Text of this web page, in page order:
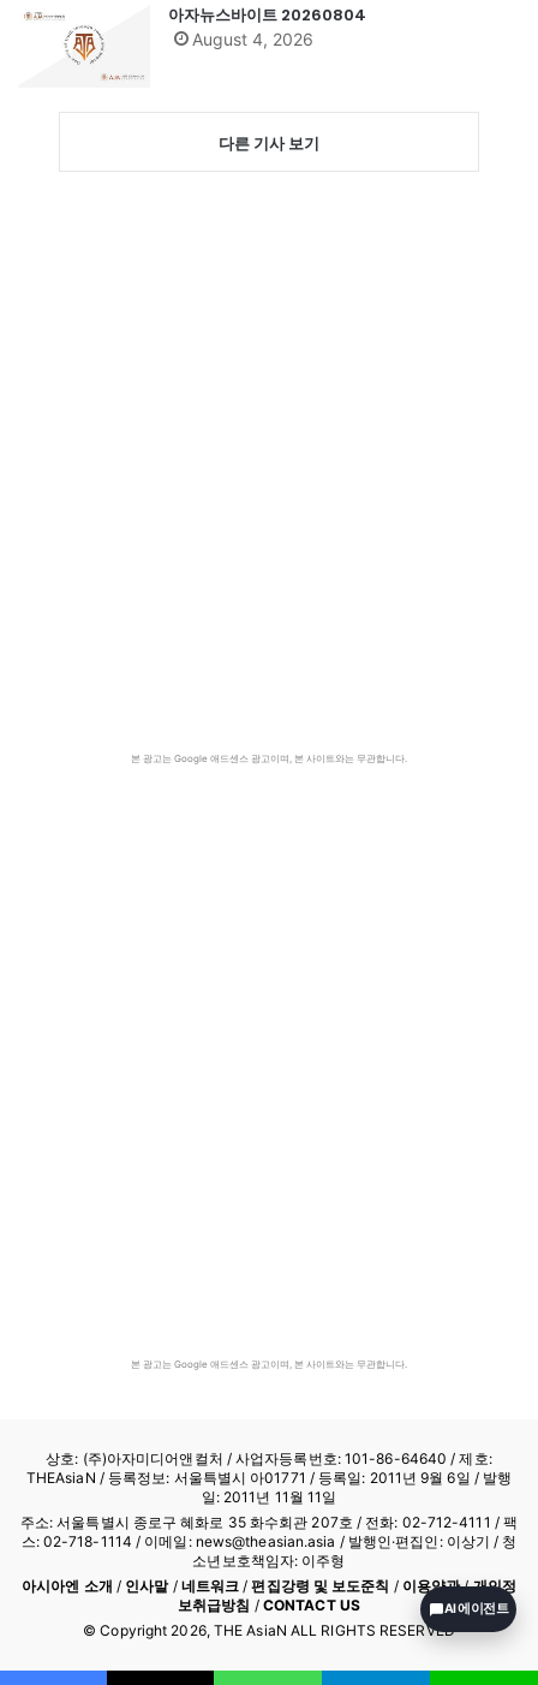
아자뉴스바이트 20260804
August 4, 2026
다른 기사 보기
본 광고는 Google 애드센스 광고이며, 본 사이트와는 무관합니다.
본 광고는 Google 애드센스 광고이며, 본 사이트와는 무관합니다.
상호: (주)아자미디어앤컬처 /사업자등록번호: 101-86-64640 / 제호:
THEAsiaN / 등록정보: 서울특별시 아01771 / 등록일: 2011년 9월 6일 / 발행
일: 2011년 11월 11일
주소: 서울특별시 종로구 혜화로 35 화수회관 207호 / 전화: 02-712-4111 / 팩
스: 02-718-1114 / 이메일: news@theasian.asia / 발행인·편집인: 이상기 / 청
소년보호책임자: 이주형
아시아엔 소개 / 인사말/ 네트워크 /편집강령 및 보도준칙 / 이용약관/개인정
보취급방침 / CONTACT US
© Copyright 2026, THE AsiaN ALL RIGHTS RESERVED
AI 에이전트